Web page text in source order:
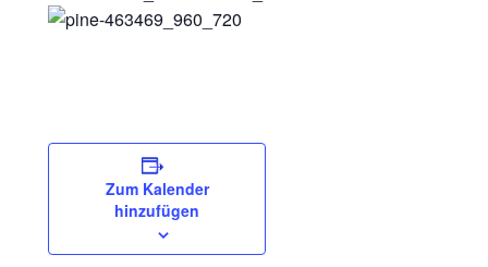
Zum Kalender
hinzufügen